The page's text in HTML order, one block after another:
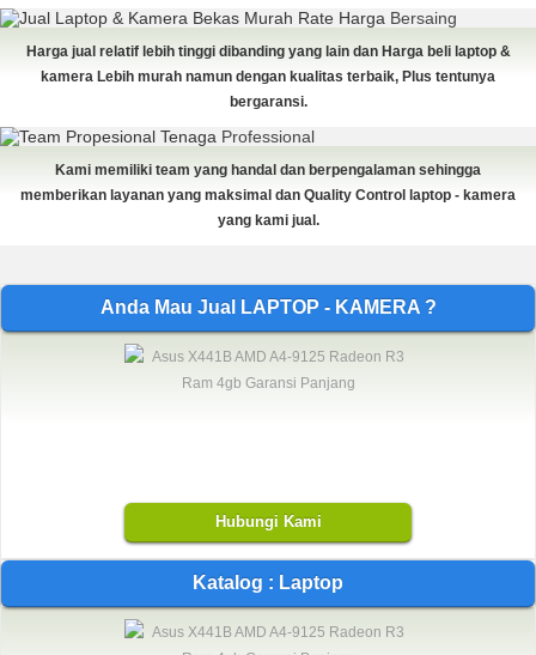
Rate Harga Bersaing
Harga jual relatif lebih tinggi dibanding yang lain dan Harga beli laptop &
kamera Lebih murah namun dengan kualitas terbaik, Plus tentunya
bergaransi.
Tenaga Professional
Kami memiliki team yang handal dan berpengalaman sehingga
memberikan layanan yang maksimal dan Quality Control laptop - kamera
yang kami jual.
Anda Mau Jual LAPTOP - KAMERA ?
Hubungi Kami
Katalog : Laptop